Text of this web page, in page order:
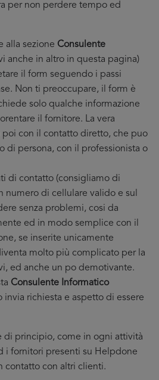
per non perdere tempo ed
alla sezione Consulente
anche in altro in questa pagina)
il form seguendo i passi
Non ti preoccupare, il form è
solo qualche informazione
il fornitore. La vera
poi con il contatto diretto, che puo
di persona, con il professionista o
di contatto (consigliamo di
numero di cellulare valido e sul
senza problemi, cosi da
ed in modo semplice con il
se inserite unicamente
molto più complicato per la
ed anche un po demotivante.
Consulente Informatico
invia richiesta e aspetto di essere
di principio, come in ogni attività
i fornitori presenti su Helpdone
contatto con altri clienti.